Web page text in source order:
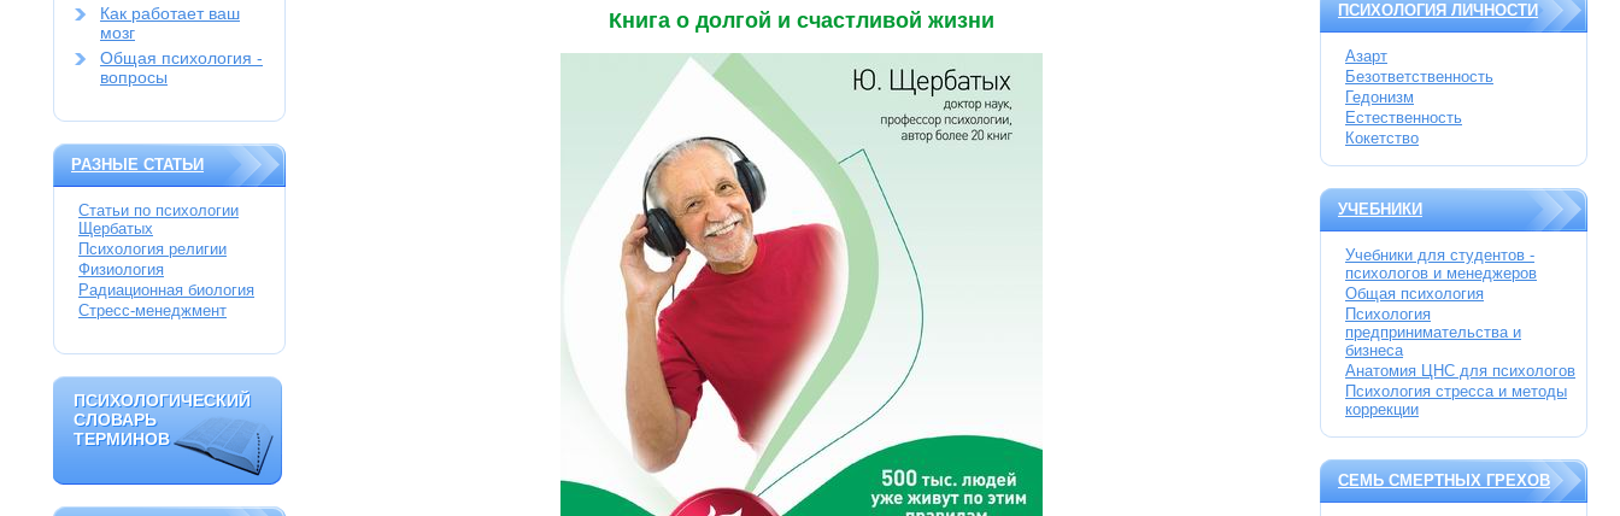
Как работает ваш
мозг
Общая психология -
вопросы
РАЗНЫЕ СТАТЬИ
Статьи по психологии
Щербатых
Психология религии
Физиология
Радиационная биология
Стресс-менеджмент
ПСИХОЛОГИЧЕСКИЙ
СЛОВАРЬ
ТЕРМИНОВ
ПСИХОЛОГИЧЕСКИЙ
СЛОВАРЬ
ТЕРМИНОВ
Книга о долгой и счастливой жизни ПСИХОЛОГИЯ ЛИЧНОСТИ
Азарт
Безответственность
Гедонизм
Естественность
Кокетство
УЧЕБНИКИ
Учебники для студентов -
психологов и менеджеров
Общая психология
Психология
предпринимательства и
бизнеса
Анатомия ЦНС для психологов
Психология стресса и методы
коррекции
СЕМЬ СМЕРТНЫХ ГРЕХОВ